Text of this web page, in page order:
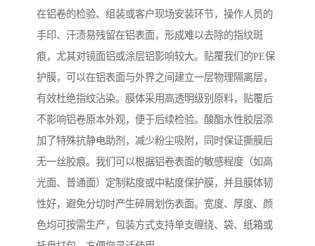
在铝卷的检验、组装或客户现场安装环节，操作人员的
手印、汗渍易残留在铝表面，形成难以去除的指纹斑
痕，尤其对镜面铝或涂层铝影响较大。贴覆我们的PE保
护膜，可以在铝表面与外界之间建立一层物理隔离层，
有效杜绝指纹沾染。膜体采用高透明级别原料，贴覆后
不影响铝卷原本外观，便于后续检验。酸酯水性胶层添
加了特殊抗静电助剂，减少粉尘吸附，同时保证撕膜后
无一丝胶痕。我们可以根据铝卷表面的敏感程度（如高
光面、普通面）定制粘度或中粘度保护膜，并且膜体韧
性好，避免分切时产生碎屑划伤表面。宽度、厚度、颜
色均可按需生产，包装方式支持单支缠绕、袋、纸箱或